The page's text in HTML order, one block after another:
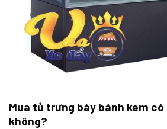
Mua tủ trưng bày bánh kem
không?